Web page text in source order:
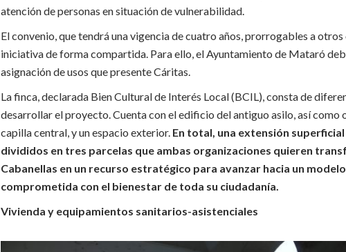
atención de personas en situación de vulnerabilidad.
El convenio, que tendrá una vigencia de cuatro años, prorrogables a
iniciativa de forma compartida. Para ello, el Ayuntamiento de Mataró
asignación de usos que presente Cáritas.
La finca, declarada Bien Cultural de Interés Local (BCIL), consta de
desarrollar el proyecto. Cuenta con el edificio del antiguo asilo, así como
capilla central, y un espacio exterior. En total, una extensión
divididos en tres parcelas que ambas organizaciones quieren
Cabanellas en un recurso estratégico para avanzar hacia un
comprometida con el bienestar de toda su ciudadanía.
Vivienda y equipamientos sanitarios-asistenciales